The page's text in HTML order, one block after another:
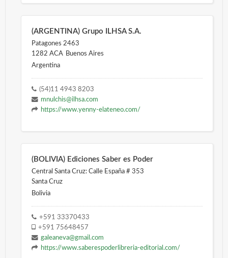
(ARGENTINA) Grupo ILHSA S.A.
Patagones 2463
1282 ACA Buenos Aires
Argentina
(54)11 4943 8203
mnulchis@ilhsa.com
https://www.yenny-elateneo.com/
(BOLIVIA) Ediciones Saber es Poder
Central Santa Cruz: Calle España # 353
Santa Cruz
Bolivia
+591 33370433
+591 75648457
galeaneva@gmail.com
https://www.saberespoderlibreria-editorial.com/